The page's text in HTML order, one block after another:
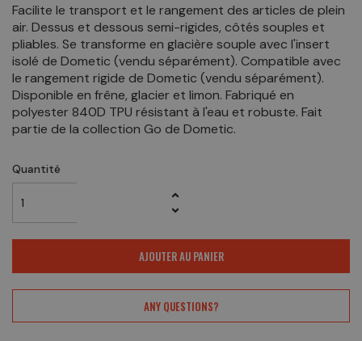
Facilite le transport et le rangement des articles de plein
air. Dessus et dessous semi-rigides, côtés souples et
pliables. Se transforme en glacière souple avec l'insert
isolé de Dometic (vendu séparément). Compatible avec
le rangement rigide de Dometic (vendu séparément).
Disponible en frêne, glacier et limon. Fabriqué en
polyester 840D TPU résistant à l'eau et robuste. Fait
partie de la collection Go de Dometic.
Quantité
AJOUTER AU PANIER
ANY QUESTIONS?